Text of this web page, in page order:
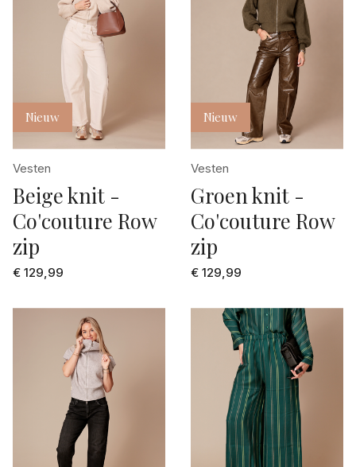
Nieuw
Vesten
Beige knit -
Co'couture Row
zip
€ 129,99
Nieuw
Vesten
Groen knit -
Co'couture Row
zip
€ 129,99